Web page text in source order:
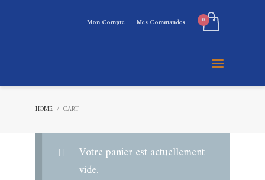
Mon Compte Mes Commandes
HOME CART
Votre panier est actuellement
vide.